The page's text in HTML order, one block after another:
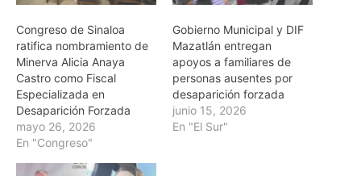
Congreso de Sinaloa
ratifica nombramiento de
Minerva Alicia Anaya
Castro como Fiscal
Especializada en
Desaparición Forzada
mayo 26, 2026
En "Congreso"
Gobierno Municipal y DIF
Mazatlán entregan
apoyos a familiares de
personas ausentes por
desaparición forzada
junio 15, 2026
En "El Sur"